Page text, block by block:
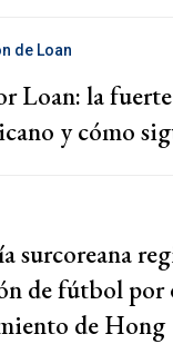
de Loan
Loan: la
y cómo
surcoreana
de fútbol por
de Hong